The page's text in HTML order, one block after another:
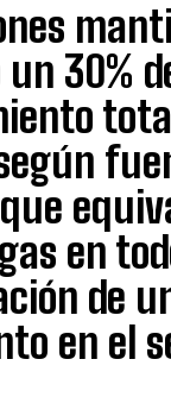
30%
en
de
en el